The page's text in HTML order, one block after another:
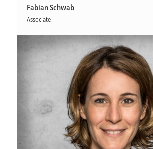
Fabian Schwab
Associate